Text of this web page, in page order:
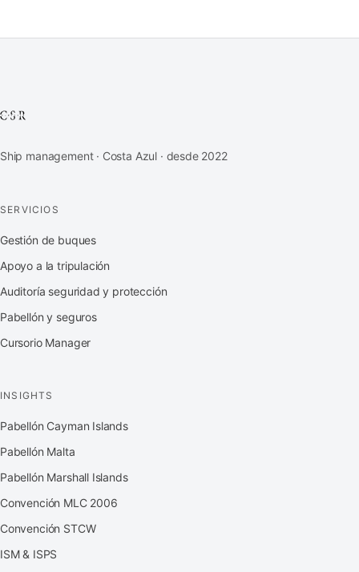
Ship management · Costa Azul · desde 2022
SERVICIOS
Gestión de buques
Apoyo a la tripulación
Auditoría seguridad y protección
Pabellón y seguros
Cursorio Manager
INSIGHTS
Pabellón Cayman Islands
Pabellón Malta
Pabellón Marshall Islands
Convención MLC 2006
Convención STCW
ISM & ISPS